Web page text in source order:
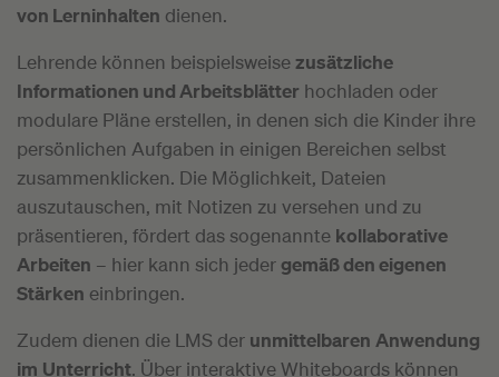
von Lerninhalten dienen.
Lehrende können beispielsweise zusätzliche
Informationen und Arbeitsblätter hochladen oder
modulare Pläne erstellen, in denen sich die Kinder ihre
persönlichen Aufgaben in einigen Bereichen selbst
zusammenklicken. Die Möglichkeit, Dateien
auszutauschen, mit Notizen zu versehen und zu
präsentieren, fördert das sogenannte kollaborative
Arbeiten – hier kann sich jeder gemäß den eigenen
Stärken einbringen.
Zudem dienen die LMS der unmittelbaren Anwendung
im Unterricht. Über interaktive Whiteboards können